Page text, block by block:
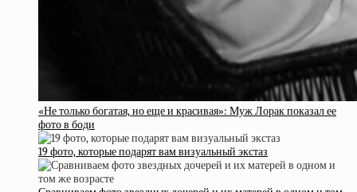
«Не только богатая, но еще и красивая»: Муж Лорак показал ее
фото в боди
19 фото, которые подарят вам визуальный экстаз